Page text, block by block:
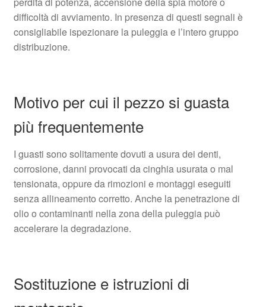
difficoltà di avviamento. In presenza di questi segnali è
consigliabile ispezionare la puleggia e l’intero gruppo
distribuzione.
Motivo per cui il pezzo si guasta
più frequentemente
I guasti sono solitamente dovuti a usura dei denti,
corrosione, danni provocati da cinghia usurata o mal
tensionata, oppure da rimozioni e montaggi eseguiti
senza allineamento corretto. Anche la penetrazione di
olio o contaminanti nella zona della puleggia può
accelerare la degradazione.
Sostituzione e istruzioni di